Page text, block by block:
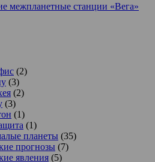
межпланетные станции «Вега»
(2)
(3)
(2)
(3)
(1)
(1)
планеты (35)
прогнозы (7)
явления (5)